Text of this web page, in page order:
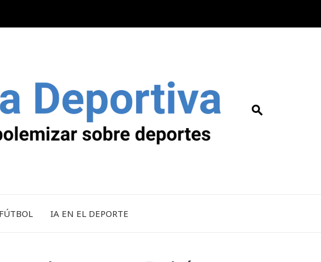
FÚTBOL IA EN EL DEPORTE